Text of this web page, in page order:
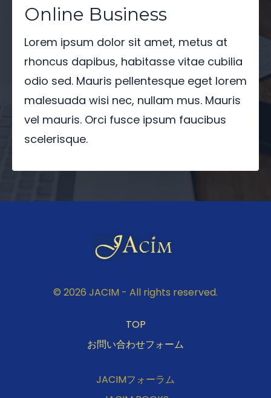
Online Business
Lorem ipsum dolor sit amet, metus at
rhoncus dapibus, habitasse vitae cubilia
odio sed. Mauris pellentesque eget lorem
malesuada wisi nec, nullam mus. Mauris
vel mauris. Orci fusce ipsum faucibus
scelerisque.
© 2026 JACIM - All rights reserved.
TOP
お問い合わせフォーム
JACIMフォーラム